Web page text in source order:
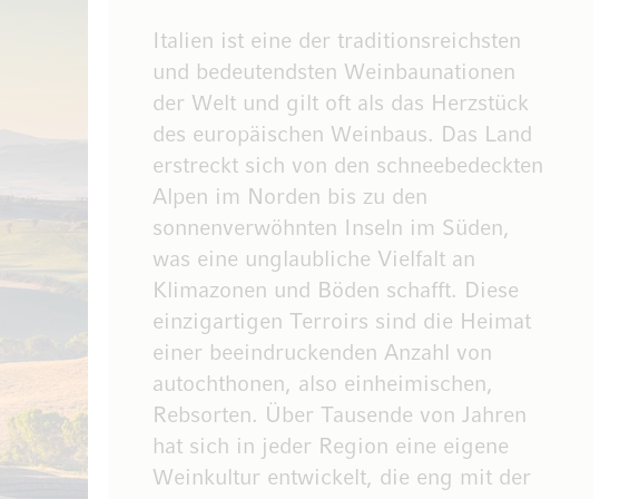
Italien ist eine der traditionsreichsten
und bedeutendsten Weinbaunationen
der Welt und gilt oft als das Herzstück
des europäischen Weinbaus. Das Land
erstreckt sich von den schneebedeckten
Alpen im Norden bis zu den
sonnenverwöhnten Inseln im Süden,
was eine unglaubliche Vielfalt an
Klimazonen und Böden schafft. Diese
einzigartigen Terroirs sind die Heimat
einer beeindruckenden Anzahl von
autochthonen, also einheimischen,
Rebsorten. Über Tausende von Jahren
hat sich in jeder Region eine eigene
Weinkultur entwickelt, die eng mit der